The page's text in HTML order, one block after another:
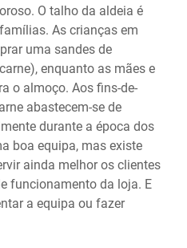
O talho da aldeia é
As crianças em
uma sandes de
enquanto as mães e
o almoço. Aos fins-de-
abastecem-se de
durante a época dos
boa equipa, mas existe
ainda melhor os clientes
funcionamento da loja. E
a equipa ou fazer